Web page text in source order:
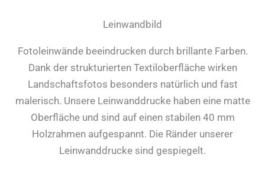
Leinwandbild
Fotoleinwände beeindrucken durch brillante Farben.
Dank der strukturierten Textiloberfläche wirken
Landschaftsfotos besonders natürlich und fast
malerisch. Unsere Leinwanddrucke haben eine matte
Oberfläche und sind auf einen stabilen 40 mm
Holzrahmen aufgespannt. Die Ränder unserer
Leinwanddrucke sind gespiegelt.